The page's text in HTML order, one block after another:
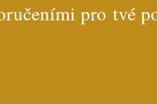
pro tvé